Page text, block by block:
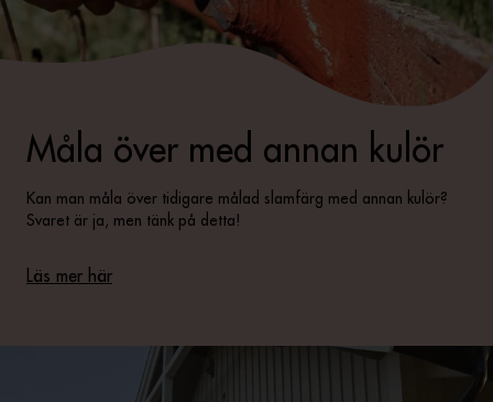
Måla över med annan kulör
Kan man måla över tidigare målad slamfärg med annan kulör?
Svaret är ja, men tänk på detta!
Läs mer här